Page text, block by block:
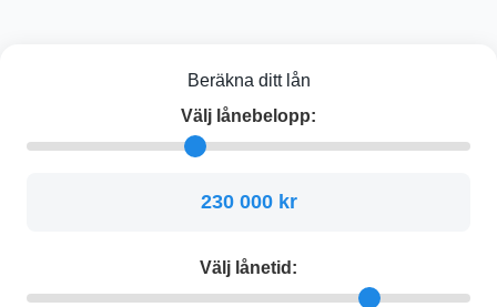
Beräkna ditt lån
Välj lånebelopp:
230 000 kr
Välj lånetid: